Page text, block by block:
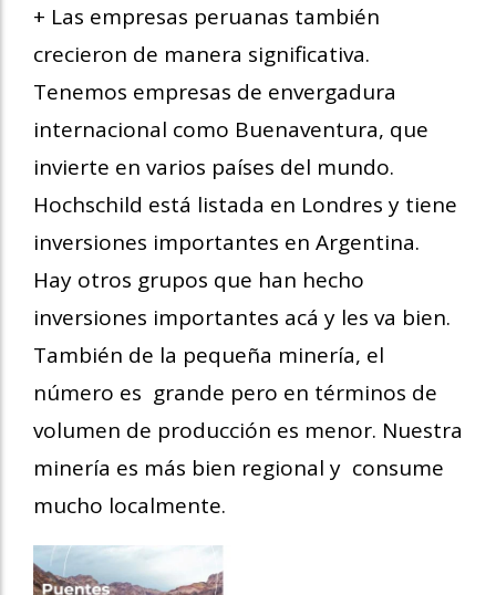
+ Las empresas peruanas también
crecieron de manera significativa.
Tenemos empresas de envergadura
internacional como Buenaventura, que
invierte en varios países del mundo.
Hochschild está listada en Londres y tiene
inversiones importantes en Argentina.
Hay otros grupos que han hecho
inversiones importantes acá y les va bien.
También de la pequeña minería, el
número es grande pero en términos de
volumen de producción es menor. Nuestra
minería es más bien regional y consume
mucho localmente.